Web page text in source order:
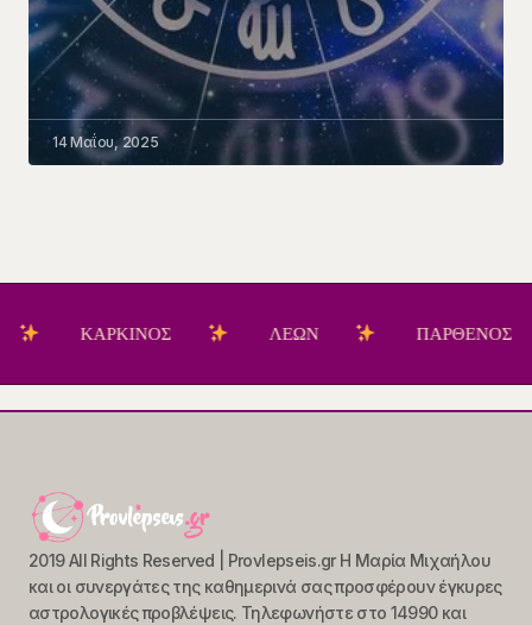
14 Μαΐου, 2025
ΚΑΡΚΙΝΟΣ ΛΕΩΝ ΠΑΡΘΕΝΟΣ
2019 All Rights Reserved | Provlepseis.gr Η Μαρία Μιχαήλου
και οι συνεργάτες της καθημερινά σας προσφέρουν έγκυρες
αστρολογικές προβλέψεις. Τηλεφωνήστε στο 14990 και